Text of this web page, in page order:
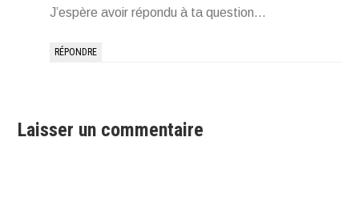
J’espère avoir répondu à ta question…
RÉPONDRE
Laisser un commentaire